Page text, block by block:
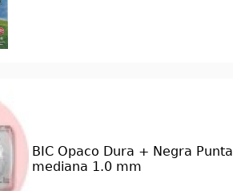
BIC Opaco Dura + Negra Punta
mediana 1.0 mm